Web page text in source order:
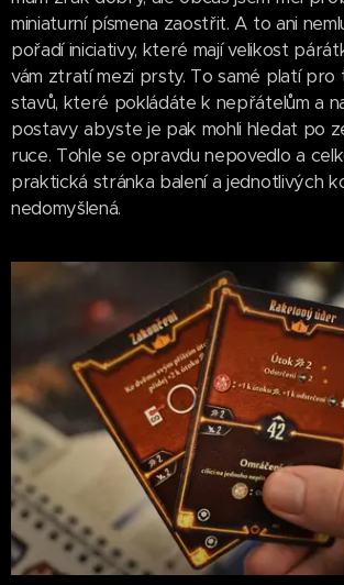
miniaturní písmena zaostřit. A to ani
pořadí iniciativy, které mají velikost
vám ztratí mezi prsty. To samé platí
stavů, které pokládáte k nepřátelům a
postavy abyste je pak mohli hledat po
ruce. Tohle se opravdu nepovedlo a
praktická stránka balení a jednotlivých
nedomyšlená.